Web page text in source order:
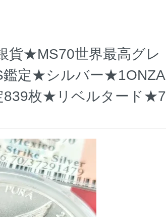
★MS70世界最高グレ
定★シルバー★1ONZA
枚★リベルタード★7